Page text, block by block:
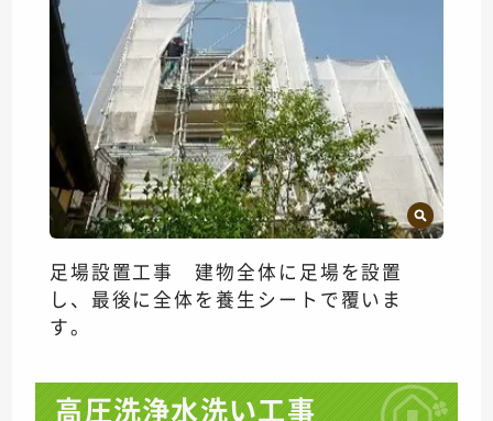
足場設置工事 建物全体に足場を設置
し、最後に全体を養生シートで覆いま
す。
高圧洗浄水洗い工事